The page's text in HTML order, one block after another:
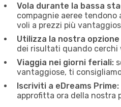
Vola durante la bassa
compagnie aeree
voli a prezzi più
Utilizza la nostra
dei risultati quando cerchi
Viaggia nei giorni feriali:
vantaggiose, ti
Iscriviti a eDreams Prime:
approfitta ora della nostra